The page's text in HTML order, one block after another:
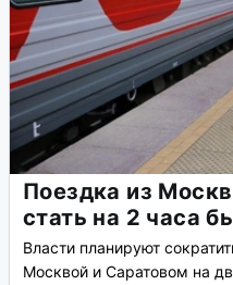
Поездка из
стать на 2 часа
Власти планируют
Москвой и Саратовом на